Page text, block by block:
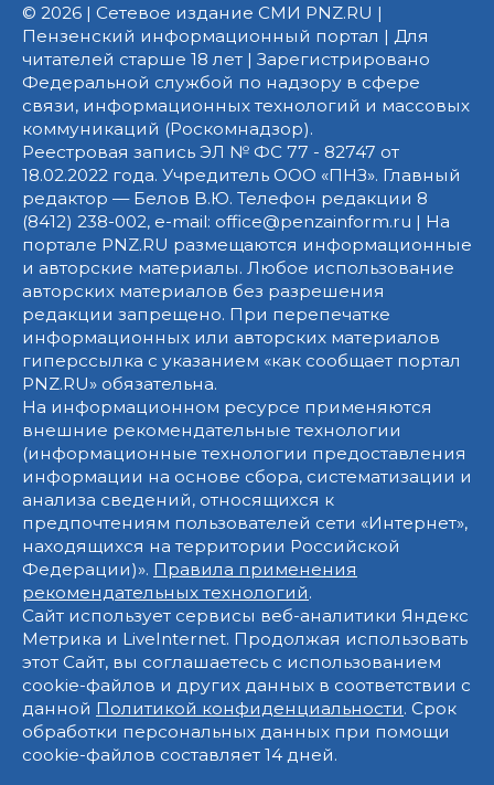
© 2026 | Сетевое издание СМИ PNZ.RU |
Пензенский информационный портал | Для
читателей старше 18 лет | Зарегистрировано
Федеральной службой по надзору в сфере
связи, информационных технологий и массовых
коммуникаций (Роскомнадзор).
Реестровая запись ЭЛ № ФС 77 - 82747 от
18.02.2022 года. Учредитель ООО «ПНЗ». Главный
редактор — Белов В.Ю. Телефон редакции 8
(8412) 238-002, e-mail: office@penzainform.ru | На
портале PNZ.RU размещаются информационные
и авторские материалы. Любое использование
авторских материалов без разрешения
редакции запрещено. При перепечатке
информационных или авторских материалов
гиперссылка с указанием «как сообщает портал
PNZ.RU» обязательна.
На информационном ресурсе применяются
внешние рекомендательные технологии
(информационные технологии предоставления
информации на основе сбора, систематизации и
анализа сведений, относящихся к
предпочтениям пользователей сети «Интернет»,
находящихся на территории Российской
Федерации)». Правила применения
рекомендательных технологий.
Сайт использует сервисы веб-аналитики Яндекс
Метрика и LiveInternet. Продолжая использовать
этот Сайт, вы соглашаетесь с использованием
cookie-файлов и других данных в соответствии с
данной Политикой конфиденциальности. Срок
обработки персональных данных при помощи
cookie-файлов составляет 14 дней.